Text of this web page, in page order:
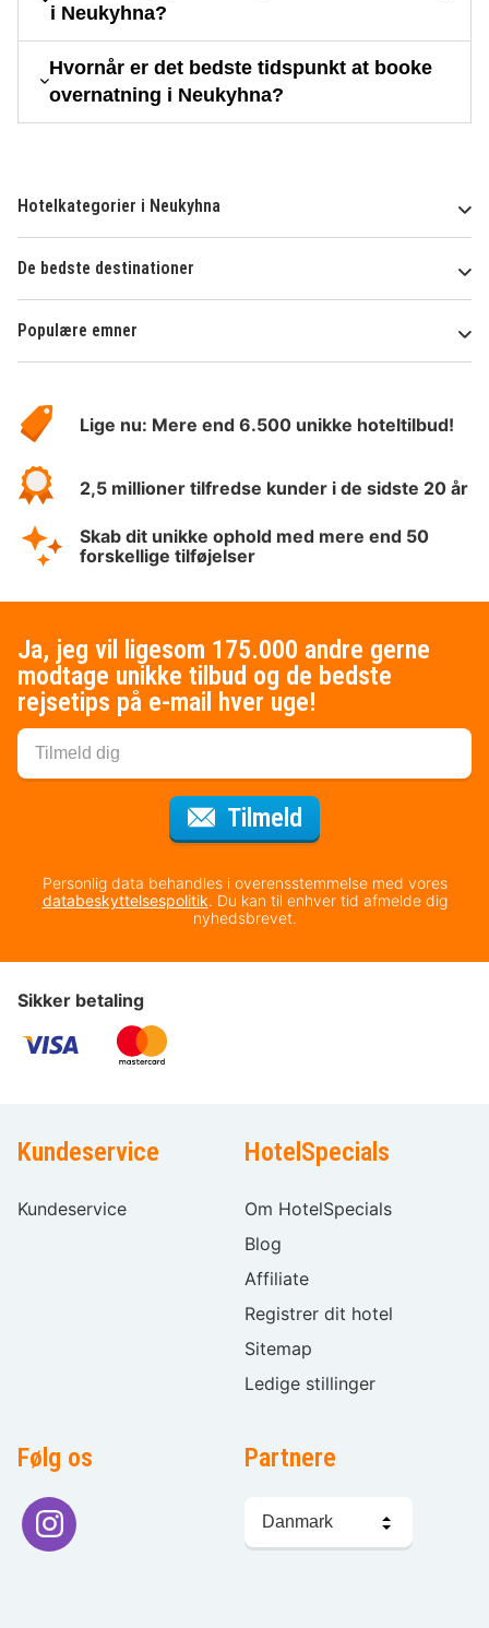
i Neukyhna?
Hvornår er det bedste tidspunkt at booke
overnatning i Neukyhna?
Hotelkategorier i Neukyhna
De bedste destinationer
Populære emner
HotelSpecials
Lige nu: Mere end 6.500 unikke hoteltilbud!
2,5 millioner tilfredse kunder i de sidste 20 år
Skab dit unikke ophold med mere end 50
forskellige tilføjelser
Ja, jeg vil ligesom 175.000 andre gerne
modtage unikke tilbud og de bedste
rejsetips på e-mail hver uge!
Tilmeld
Personlig data behandles i overensstemmelse med vores
databeskyttelsespolitik. Du kan til enhver tid afmelde dig
nyhedsbrevet.
Sikker betaling
Kundeservice
Kundeservice
HotelSpecials
Om HotelSpecials
Blog
Affiliate
Registrer dit hotel
Sitemap
Ledige stillinger
Følg os Partnere